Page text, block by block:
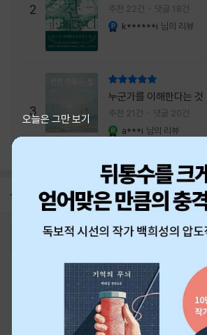
2
주는 실감과 미스터리 사
내는 최상의 시너지...
추천 22건 댓글 18건
k******i 님의 리뷰
3
누군가를 이해한다는 것
추천 21건 댓글 20건
a***i 님의 리뷰
공지 26년 NBCI 수상 안내
2026-08-01
오늘은 그만 보기
로그인 최근 본 상품
고객센터 1544-3800 티켓 1544-6399
eBook 1:1문의/채팅상담
예스이십사(주) 사업자 정보
이용약관
개인정보처리방침
청소